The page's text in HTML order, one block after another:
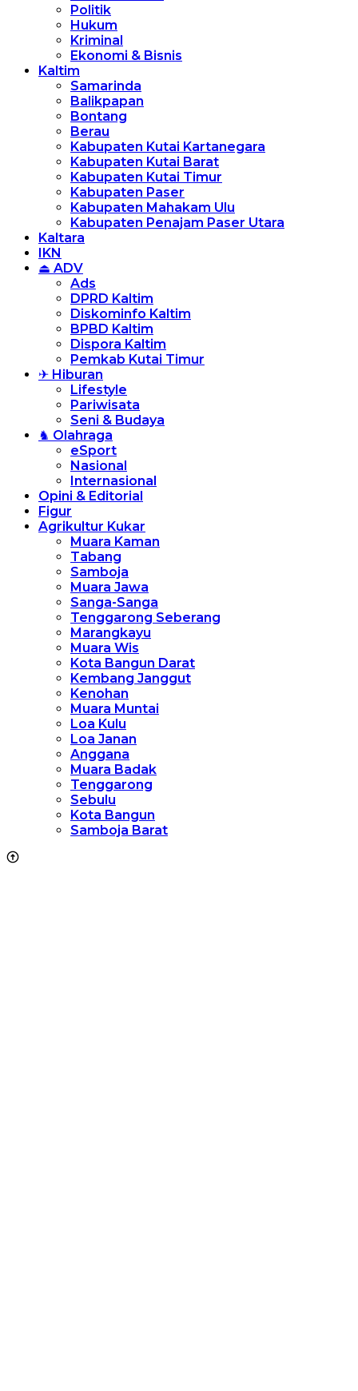
Politik
Hukum
Kriminal
Ekonomi & Bisnis
Kaltim
Samarinda
Balikpapan
Bontang
Berau
Kabupaten Kutai Kartanegara
Kabupaten Kutai Barat
Kabupaten Kutai Timur
Kabupaten Paser
Kabupaten Mahakam Ulu
Kabupaten Penajam Paser Utara
Kaltara
IKN
⏏ ADV
Ads
DPRD Kaltim
Diskominfo Kaltim
BPBD Kaltim
Dispora Kaltim
Pemkab Kutai Timur
✈ Hiburan
Lifestyle
Pariwisata
Seni & Budaya
♞ Olahraga
eSport
Nasional
Internasional
Opini & Editorial
Figur
Agrikultur Kukar
Muara Kaman
Tabang
Samboja
Muara Jawa
Sanga-Sanga
Tenggarong Seberang
Marangkayu
Muara Wis
Kota Bangun Darat
Kembang Janggut
Kenohan
Muara Muntai
Loa Kulu
Loa Janan
Anggana
Muara Badak
Tenggarong
Sebulu
Kota Bangun
Samboja Barat